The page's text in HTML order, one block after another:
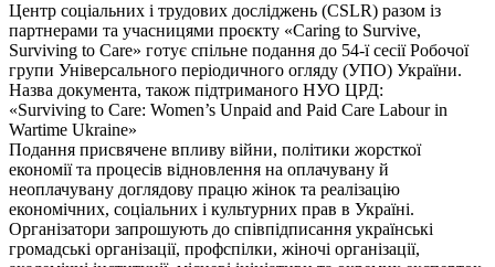
Центр соціальних і трудових досліджень (CSLR) разом із
партнерами та учасницями проєкту «Caring to Survive,
Surviving to Care» готує спільне подання до 54-ї сесії Робочої
групи Універсального періодичного огляду (УПО) України.
Назва документа, також підтриманого НУО ЦРД:
«Surviving to Care: Women’s Unpaid and Paid Care Labour in
Wartime Ukraine»
Подання присвячене впливу війни, політики жорсткої
економії та процесів відновлення на оплачувану й
неоплачувану доглядову працю жінок та реалізацію
економічних, соціальних і культурних прав в Україні.
Організатори запрошують до співпідписання українські
громадські організації, профспілки, жіночі організації,